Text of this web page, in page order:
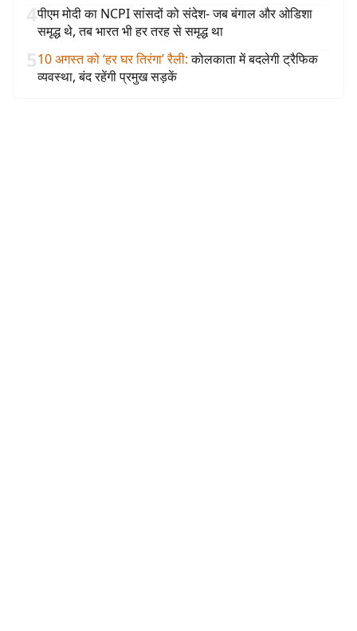
4पीएम मोदी का NCPI सांसदों को संदेश- जब बंगाल और ओडिशा
समृद्ध थे, तब भारत भी हर तरह से समृद्ध था
510 अगस्त को ‘हर घर तिरंगा’ रैली: कोलकाता में बदलेगी ट्रैफिक
व्यवस्था, बंद रहेंगी प्रमुख सड़कें